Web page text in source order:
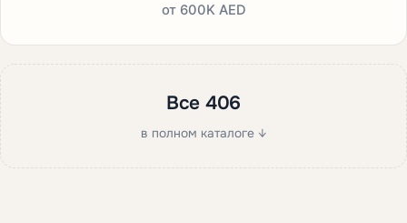
от 600K AED
Все 406
в полном каталоге ↓